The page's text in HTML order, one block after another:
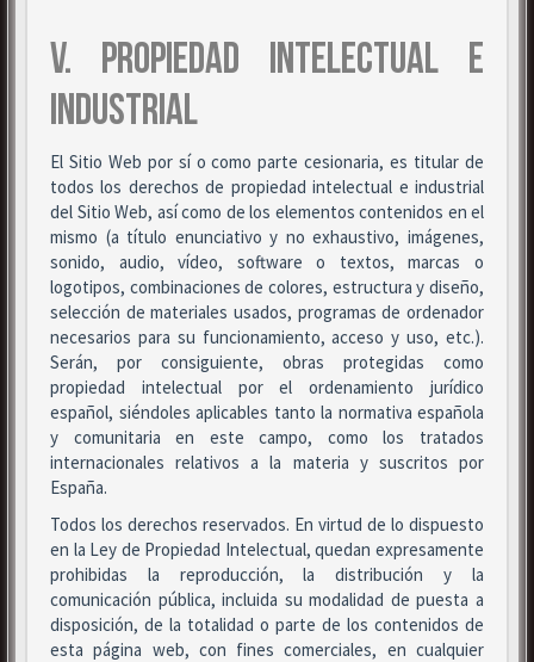
V. PROPIEDAD INTELECTUAL E
INDUSTRIAL
El Sitio Web por sí o como parte cesionaria, es titular de
todos los derechos de propiedad intelectual e industrial
del Sitio Web, así como de los elementos contenidos en el
mismo (a título enunciativo y no exhaustivo, imágenes,
sonido, audio, vídeo, software o textos, marcas o
logotipos, combinaciones de colores, estructura y diseño,
selección de materiales usados, programas de ordenador
necesarios para su funcionamiento, acceso y uso, etc.).
Serán, por consiguiente, obras protegidas como
propiedad intelectual por el ordenamiento jurídico
español, siéndoles aplicables tanto la normativa española
y comunitaria en este campo, como los tratados
internacionales relativos a la materia y suscritos por
España.
Todos los derechos reservados. En virtud de lo dispuesto
en la Ley de Propiedad Intelectual, quedan expresamente
prohibidas la reproducción, la distribución y la
comunicación pública, incluida su modalidad de puesta a
disposición, de la totalidad o parte de los contenidos de
esta página web, con fines comerciales, en cualquier